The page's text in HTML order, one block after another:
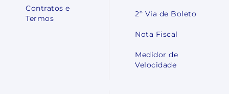
Contratos e
Termos
2º Via de Boleto
Nota Fiscal
Medidor de
Velocidade